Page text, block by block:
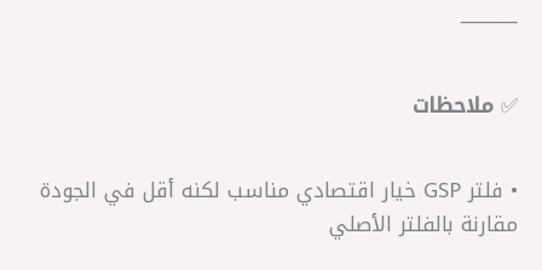
⸻
✅ملاحظات
• فلتر GSP خيار اقتصادي مناسب لكنه أقل في الجودة
مقارنة بالفلتر الأصلي